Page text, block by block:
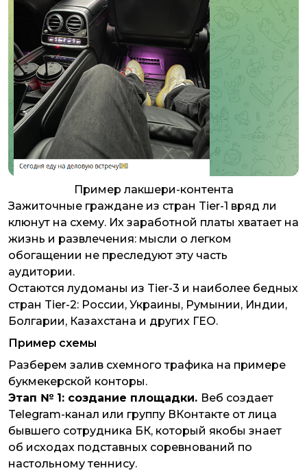
Пример лакшери-контента
Зажиточные граждане из стран Tier-1 вряд ли
клюнут на схему. Их заработной платы хватает на
жизнь и развлечения: мысли о легком
обогащении не преследуют эту часть
аудитории.
Остаются лудоманы из Tier-3 и наиболее бедных
стран Tier-2: России, Украины, Румынии, Индии,
Болгарии, Казахстана и других ГЕО.
Пример схемы
Разберем залив схемного трафика на примере
букмекерской конторы.
Этап № 1: создание площадки. Веб создает
Telegram-канал или группу ВКонтакте от лица
бывшего сотрудника БК, который якобы знает
об исходах подставных соревнований по
настольному теннису.